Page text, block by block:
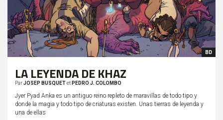
BD
LA LEYENDA DE KHAZ
ParJOSEP BUSQUETet PEDRO J. COLOMBO
Jyer Pyad Anka es un antiguo reino repleto de maravillas de todo tipo y
donde la magia y todo tipo de criaturas existen. Unas tierras de leyenda y
una de ellas